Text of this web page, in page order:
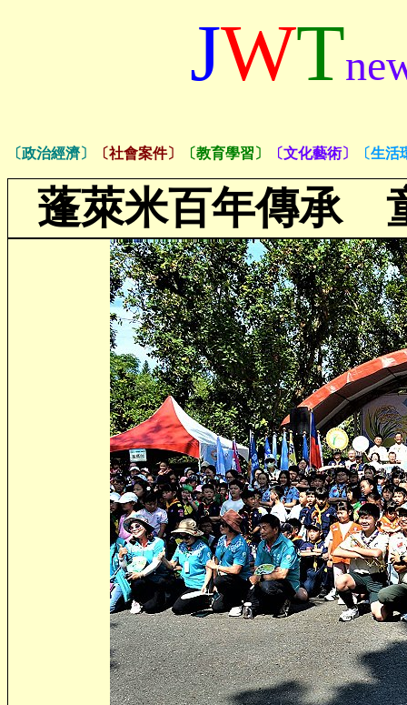
JWT
〔政治經濟〕 〔社會案件〕 〔教育學習〕 〔文化藝術〕 〔生活
蓬萊米百年傳承